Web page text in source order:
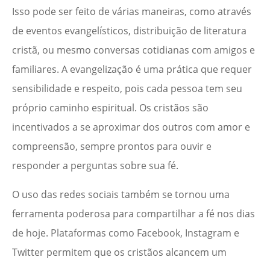
Isso pode ser feito de várias maneiras, como através
de eventos evangelísticos, distribuição de literatura
cristã, ou mesmo conversas cotidianas com amigos e
familiares. A evangelização é uma prática que requer
sensibilidade e respeito, pois cada pessoa tem seu
próprio caminho espiritual. Os cristãos são
incentivados a se aproximar dos outros com amor e
compreensão, sempre prontos para ouvir e
responder a perguntas sobre sua fé.
O uso das redes sociais também se tornou uma
ferramenta poderosa para compartilhar a fé nos dias
de hoje. Plataformas como Facebook, Instagram e
Twitter permitem que os cristãos alcancem um